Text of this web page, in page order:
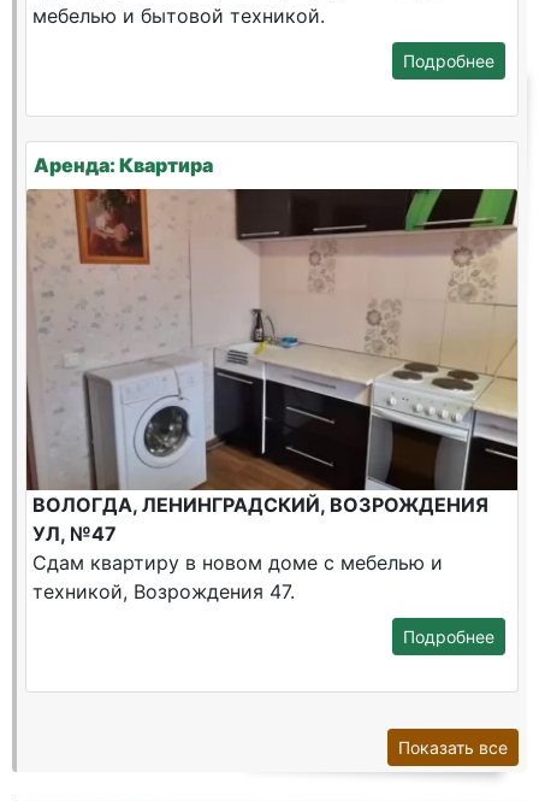
мебелью и бытовой техникой.
Подробнее
Аренда: Квартира
ВОЛОГДА, ЛЕНИНГРАДСКИЙ, ВОЗРОЖДЕНИЯ
УЛ, №47
Сдам квартиру в новом доме с мебелью и
техникой, Возрождения 47.
Подробнее
Показать все